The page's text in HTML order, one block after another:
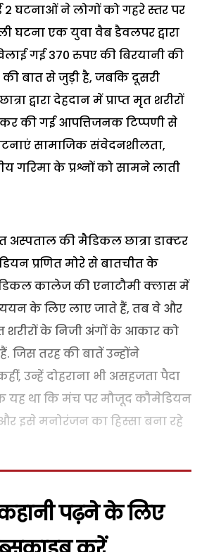
2 घटनाओं ने लोगों को गहरे स्तर पर
घटना एक युवा वैब डैवलपर द्वारा
गई 370 रुपए की बिरयानी की
बात से जुड़ी है, जबकि दूसरी
द्वारा देहदान में प्राप्त मृत शरीरों
की गई आपत्तिजनक टिप्पणी से
सामाजिक संवेदनशीलता,
गरिमा के प्रश्नों को सामने लाती
अस्पताल की मैडिकल छात्रा डाक्टर
प्रणित मोरे से बातचीत के
कालेज की एनाटौमी क्लास में
के लिए लाए जाते हैं, तब वे और
शरीरों के निजी अंगों के आकार को
तरह की बातें उन्होंने
उन्हें दोहराना भी असहजता पैदा
यह था कि मंच पर मौजूद कौमेडियन
इसे मनोरंजन का हिस्सा बना रहे
पढ़ने के लिए